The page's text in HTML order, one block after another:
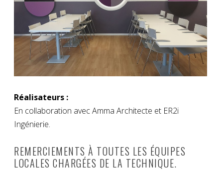
Réalisateurs :
En collaboration avec Amma Architecte et ER2i
Ingénierie.
REMERCIEMENTS À TOUTES LES ÉQUIPES
LOCALES CHARGÉES DE LA TECHNIQUE.